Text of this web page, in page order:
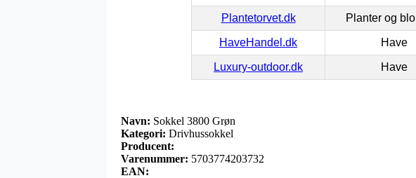
Plantetorvet.dk Planter og
HaveHandel.dk Have
Luxury-outdoor.dk Have
Navn: Sokkel 3800 Grøn
Kategori: Drivhussokkel
Producent:
Varenummer: 5703774203732
EAN: